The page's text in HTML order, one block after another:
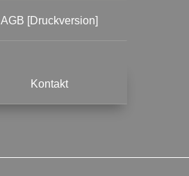
AGB [Druckversion]
Kontakt